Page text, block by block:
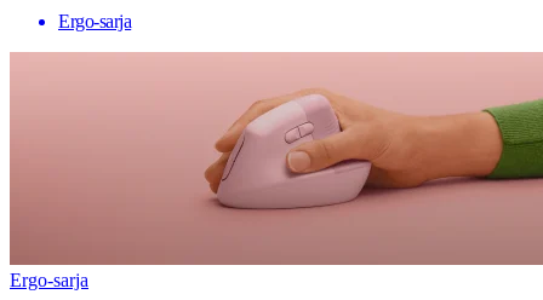
Ergo-sarja
Ergo-sarja